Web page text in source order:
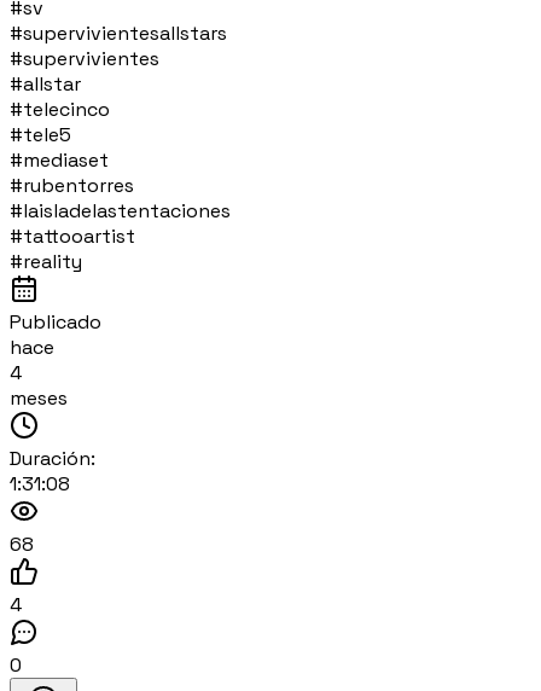
#sv
#supervivientesallstars
#supervivientes
#allstar
#telecinco
#tele5
#mediaset
#rubentorres
#laisladelastentaciones
#tattooartist
#reality
Publicado
hace
4
meses
Duración:
1:31:08
68
4
0